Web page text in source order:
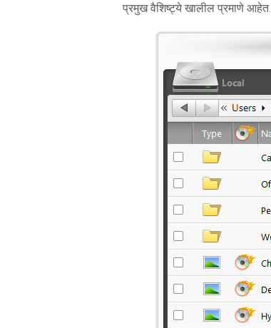
प्रमुख वैशिष्ट्ये खालील प्रमाणे आहेत.